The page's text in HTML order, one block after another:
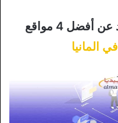
4 مواقع
المانيا